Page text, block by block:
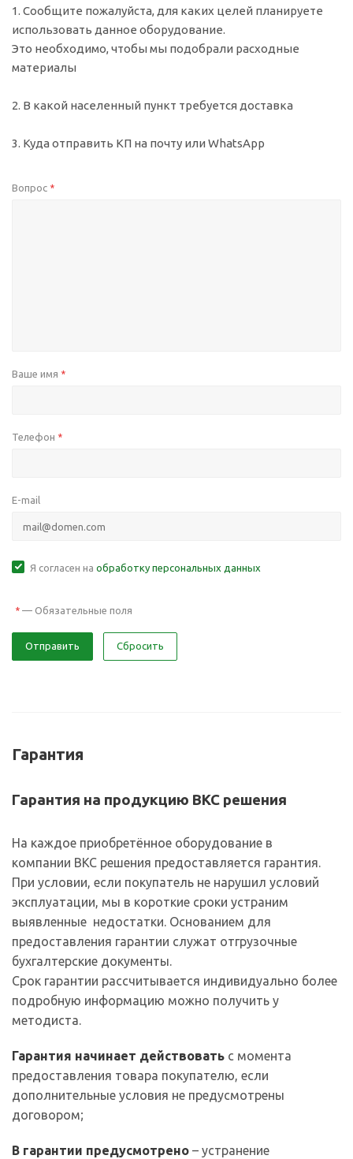
1. Сообщите пожалуйста, для каких целей планируете
использовать данное оборудование.
Это необходимо, чтобы мы подобрали расходные
материалы
2. В какой населенный пункт требуется доставка
3. Куда отправить КП на почту или WhatsApp
Вопрос *
Ваше имя *
Телефон *
E-mail
Я согласен на обработку персональных данных
* — Обязательные поля
Отправить Сбросить
Гарантия
Гарантия на продукцию ВКС решения
На каждое приобретённое оборудование в
компании ВКС решения предоставляется гарантия.
При условии, если покупатель не нарушил условий
эксплуатации, мы в короткие сроки устраним
выявленные недостатки. Основанием для
предоставления гарантии служат отгрузочные
бухгалтерские документы.
Срок гарантии рассчитывается индивидуально более
подробную информацию можно получить у
методиста.
Гарантия начинает действовать с момента
предоставления товара покупателю, если
дополнительные условия не предусмотрены
договором;
В гарантии предусмотрено – устранение